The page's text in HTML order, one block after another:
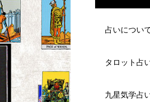
占いについ
タロット占
九星気学占